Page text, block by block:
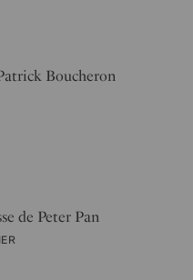
Boucheron
de Peter Pan